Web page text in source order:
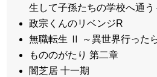
生して子孫たちの学校へ通う
政宗くんのリベンジR
無職転生 Ⅱ ～異世界行った
もののがたり 第二章
闇芝居 十一期